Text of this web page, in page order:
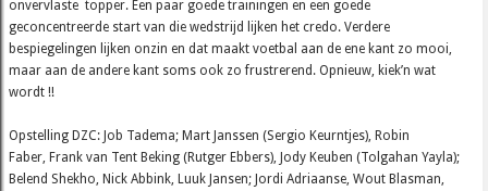
onvervlaste topper. Een paar goede trainingen en een goede
geconcentreerde start van die wedstrijd lijken het credo. Verdere
bespiegelingen lijken onzin en dat maakt voetbal aan de ene kant zo mooi,
maar aan de andere kant soms ook zo frustrerend. Opnieuw, kiek’n wat
wordt !!
Opstelling DZC: Job Tadema; Mart Janssen (Sergio Keurntjes), Robin
Faber, Frank van Tent Beking (Rutger Ebbers), Jody Keuben (Tolgahan Yayla);
Belend Shekho, Nick Abbink, Luuk Jansen; Jordi Adriaanse, Wout Blasman,